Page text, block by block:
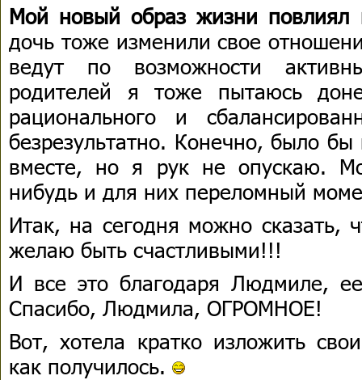
Мой новый образ жизни
дочь тоже изменили свое
ведут по возможности
родителей я тоже пытаюсь
рационального и
безрезультатно. Конечно, было
вместе, но я рук не опускаю.
нибудь и для них переломный
Итак, на сегодня можно сказать,
желаю быть счастливыми!!!
И все это благодаря Людмиле,
Спасибо, Людмила, ОГРОМНОЕ!
Вот, хотела кратко изложить
как получилось.